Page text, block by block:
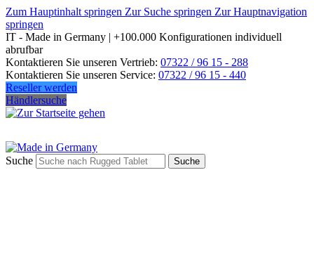
Zum Hauptinhalt springen Zur Suche springen Zur Hauptnavigation
springen
IT - Made in Germany | +100.000 Konfigurationen individuell
abrufbar
Kontaktieren Sie unseren Vertrieb: 07322 / 96 15 - 288
Kontaktieren Sie unseren Service: 07322 / 96 15 - 440
Reseller werden
Händlersuche
Suche Suche